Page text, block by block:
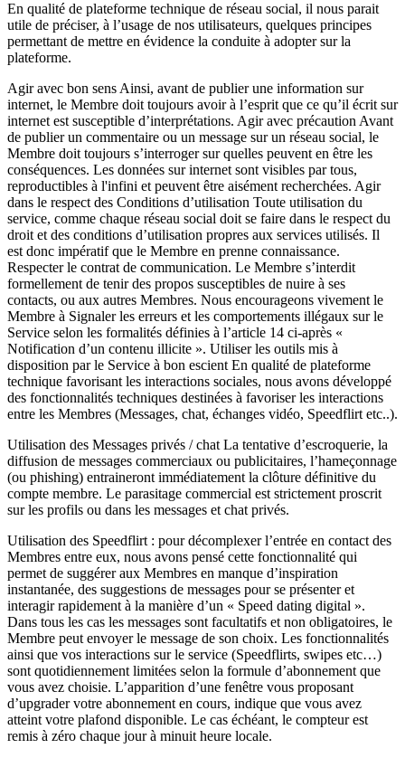
En qualité de plateforme technique de réseau social, il nous parait
utile de préciser, à l’usage de nos utilisateurs, quelques principes
permettant de mettre en évidence la conduite à adopter sur la
plateforme.
Agir avec bon sens Ainsi, avant de publier une information sur
internet, le Membre doit toujours avoir à l’esprit que ce qu’il écrit sur
internet est susceptible d’interprétations. Agir avec précaution Avant
de publier un commentaire ou un message sur un réseau social, le
Membre doit toujours s’interroger sur quelles peuvent en être les
conséquences. Les données sur internet sont visibles par tous,
reproductibles à l'infini et peuvent être aisément recherchées. Agir
dans le respect des Conditions d’utilisation Toute utilisation du
service, comme chaque réseau social doit se faire dans le respect du
droit et des conditions d’utilisation propres aux services utilisés. Il
est donc impératif que le Membre en prenne connaissance.
Respecter le contrat de communication. Le Membre s’interdit
formellement de tenir des propos susceptibles de nuire à ses
contacts, ou aux autres Membres. Nous encourageons vivement le
Membre à Signaler les erreurs et les comportements illégaux sur le
Service selon les formalités définies à l’article 14 ci-après «
Notification d’un contenu illicite ». Utiliser les outils mis à
disposition par le Service à bon escient En qualité de plateforme
technique favorisant les interactions sociales, nous avons développé
des fonctionnalités techniques destinées à favoriser les interactions
entre les Membres (Messages, chat, échanges vidéo, Speedflirt etc..).
Utilisation des Messages privés / chat La tentative d’escroquerie, la
diffusion de messages commerciaux ou publicitaires, l’hameçonnage
(ou phishing) entraineront immédiatement la clôture définitive du
compte membre. Le parasitage commercial est strictement proscrit
sur les profils ou dans les messages et chat privés.
Utilisation des Speedflirt : pour décomplexer l’entrée en contact des
Membres entre eux, nous avons pensé cette fonctionnalité qui
permet de suggérer aux Membres en manque d’inspiration
instantanée, des suggestions de messages pour se présenter et
interagir rapidement à la manière d’un « Speed dating digital ».
Dans tous les cas les messages sont facultatifs et non obligatoires, le
Membre peut envoyer le message de son choix. Les fonctionnalités
ainsi que vos interactions sur le service (Speedflirts, swipes etc…)
sont quotidiennement limitées selon la formule d’abonnement que
vous avez choisie. L’apparition d’une fenêtre vous proposant
d’upgrader votre abonnement en cours, indique que vous avez
atteint votre plafond disponible. Le cas échéant, le compteur est
remis à zéro chaque jour à minuit heure locale.